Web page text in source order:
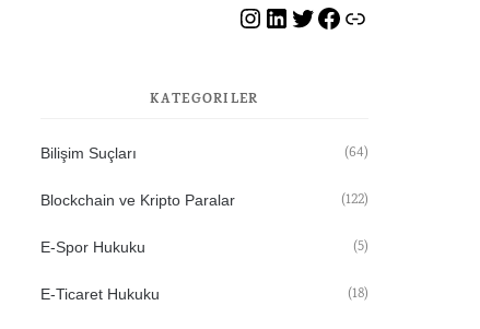
Instagram
LinkedIn
Twitter
Facebook
HvB WhatsApp Grubu
KATEGORILER
Bilişim Suçları (64)
Blockchain ve Kripto Paralar (122)
E-Spor Hukuku (5)
E-Ticaret Hukuku (18)